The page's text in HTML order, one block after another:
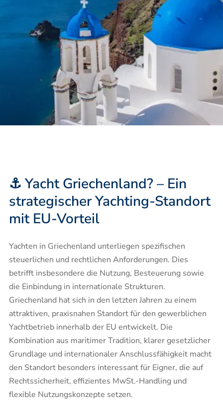
⚓ Yacht Griechenland? – Ein
strategischer Yachting-Standort
mit EU-Vorteil
Yachten in Griechenland unterliegen spezifischen
steuerlichen und rechtlichen Anforderungen. Dies
betrifft insbesondere die Nutzung, Besteuerung sowie
die Einbindung in internationale Strukturen.
Griechenland hat sich in den letzten Jahren zu einem
attraktiven, praxisnahen Standort für den gewerblichen
Yachtbetrieb innerhalb der EU entwickelt. Die
Kombination aus maritimer Tradition, klarer gesetzlicher
Grundlage und internationaler Anschlussfähigkeit macht
den Standort besonders interessant für Eigner, die auf
Rechtssicherheit, effizientes MwSt.-Handling und
flexible Nutzungskonzepte setzen.